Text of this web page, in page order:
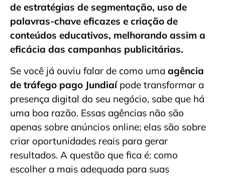
de estratégias de segmentação, uso de
palavras-chave eficazes e criação de
conteúdos educativos, melhorando assim a
eficácia das campanhas publicitárias.
Se você já ouviu falar de como uma agência
de tráfego pago Jundiaípode transformar a
presença digital do seu negócio, sabe que há
uma boa razão. Essas agências não são
apenas sobre anúncios online; elas são sobre
criar oportunidades reais para gerar
resultados. A questão que fica é: como
escolher a mais adequada para suas